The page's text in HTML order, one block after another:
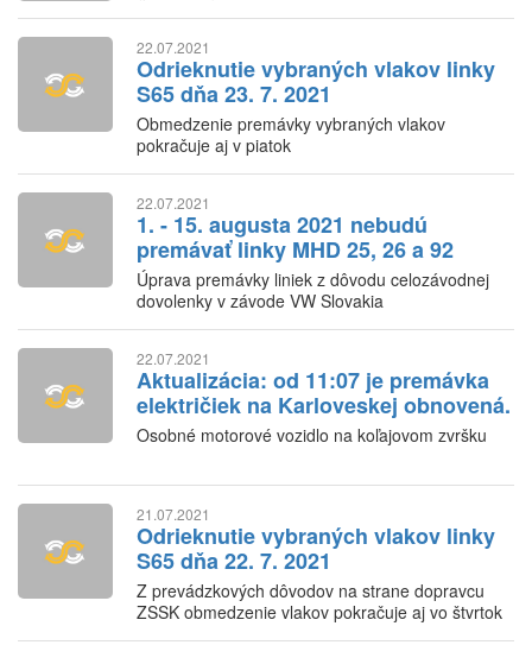
22.07.2021
Odrieknutie vybraných vlakov linky
S65 dňa 23. 7. 2021
Obmedzenie premávky vybraných vlakov
pokračuje aj v piatok
22.07.2021
1. - 15. augusta 2021 nebudú
premávať linky MHD 25, 26 a 92
Úprava premávky liniek z dôvodu celozávodnej
dovolenky v závode VW Slovakia
22.07.2021
Aktualizácia: od 11:07 je premávka
električiek na Karloveskej obnovená.
Osobné motorové vozidlo na koľajovom zvršku
21.07.2021
Odrieknutie vybraných vlakov linky
S65 dňa 22. 7. 2021
Z prevádzkových dôvodov na strane dopravcu
ZSSK obmedzenie vlakov pokračuje aj vo štvrtok